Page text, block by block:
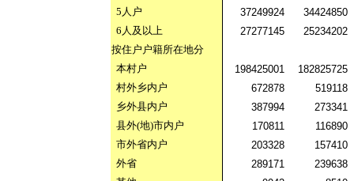
5 人户 37249924
34424850
6 人及以上 27277145
25234202
按住户户籍所在地分
本村户
198425001
182825725
村外乡内户
672878
519118
乡外县内户
387994
273341
县外(地)市内户 170811
116890
市外省内户
203328
157410
外省
289171
239638